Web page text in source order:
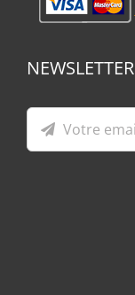
NEWSLETTER